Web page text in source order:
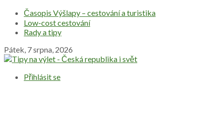
Časopis Výšlapy – cestování a turistika
Low-cost cestování
Rady a tipy
Pátek, 7 srpna, 2026
Přihlásit se